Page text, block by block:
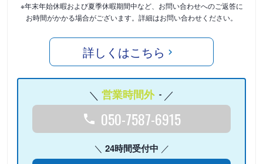
※年末年始休暇および夏季休暇期間中など、お問い合わせへのご返答に
お時間がかかる場合がございます。詳細はお問い合わせください。
詳しくはこちら
営業時間外 -
050-7587-6915
24時間受付中